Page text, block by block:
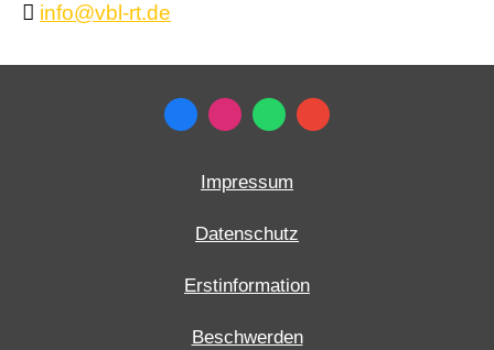
info@vbl-rt.de
Impressum
Datenschutz
Erstinformation
Beschwerden